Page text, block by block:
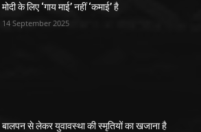
मोदी के लिए ‘गाय माई’ नहीं ‘कमाई’ है
14 September 2025
बालपन से लेकर युवावस्था की स्मृतियों का खजाना है